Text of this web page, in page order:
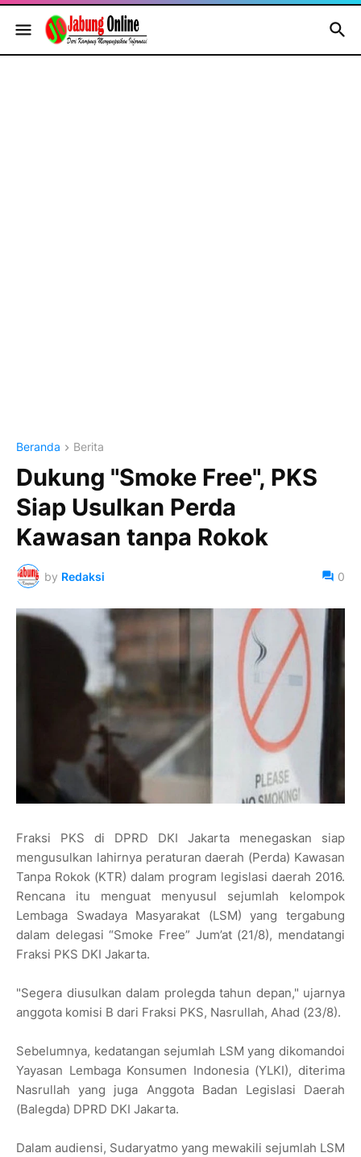
Beranda Berita
Dukung "Smoke Free", PKS
Siap Usulkan Perda
Kawasan tanpa Rokok
by Redaksi 0
Fraksi PKS di DPRD DKI Jakarta menegaskan siap
mengusulkan lahirnya peraturan daerah (Perda) Kawasan
Tanpa Rokok (KTR) dalam program legislasi daerah 2016.
Rencana itu menguat menyusul sejumlah kelompok
Lembaga Swadaya Masyarakat (LSM) yang tergabung
dalam delegasi “Smoke Free” Jum’at (21/8), mendatangi
Fraksi PKS DKI Jakarta.
"Segera diusulkan dalam prolegda tahun depan," ujarnya
anggota komisi B dari Fraksi PKS, Nasrullah, Ahad (23/8).
Sebelumnya, kedatangan sejumlah LSM yang dikomandoi
Yayasan Lembaga Konsumen Indonesia (YLKI), diterima
Nasrullah yang juga Anggota Badan Legislasi Daerah
(Balegda) DPRD DKI Jakarta.
Dalam audiensi, Sudaryatmo yang mewakili sejumlah LSM